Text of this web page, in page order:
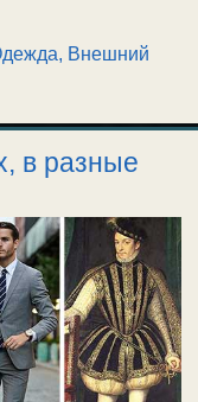
Внешний
в разные